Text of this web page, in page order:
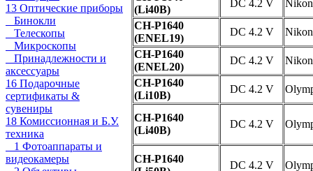
13 Оптические приборы
Бинокли
Телескопы
Микроскопы
Принадлежности и
аксессуары
16 Подарочные
сертификаты &
сувениры
18 Комиссионная и Б.У.
техника
1 Фотоаппараты и
видеокамеры
(Li40B)
DC 4.2 V
Nikon
CH-P1640
(ENEL19)
DC 4.2 V
Nikon
CH-P1640
(ENEL20)
DC 4.2 V
Nikon
CH-P1640
(Li10B)
DC 4.2 V
CH-P1640
(Li40B)
DC 4.2 V
CH-P1640
DC 4.2 V